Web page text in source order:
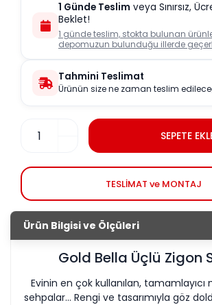
1 Günde Teslim veya Sınırsız,
Beklet!
1 günde teslim, stokta bulunan
depomuzun bulunduğu illerde
Tahmini Teslimat
Ürünün size ne zaman teslim
SEPETE
TESLİMAT ve MONTAJ
Ürün Bilgisi ve Ölçüleri
Gold Bella Üçlü Zigon
Evinin en çok kullanılan, tamamlayıcı
sehpalar... Rengi ve tasarımıyla göz